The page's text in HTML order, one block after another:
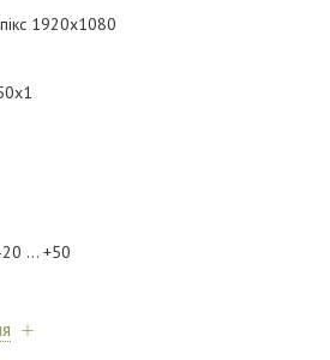
1920x1080
20 ... +50